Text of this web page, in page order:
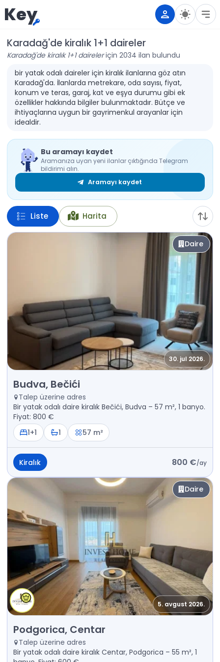
Key
Karadağ'de kiralık 1+1 daireler
Karadağ'de kiralık 1+1 daireleriçin 2034 ilan bulundu
bir yatak odalı daireler için kiralık ilanlarına göz atın
Karadağ'da. İlanlarda metrekare, oda sayısı, fiyat,
konum ve teras, garaj, kat ve eşya durumu gibi ek
özellikler hakkında bilgiler bulunmaktadır. Bütçe ve
ihtiyaçlarına uygun bir gayrimenkul arayanlar için
idealdir.
Bu aramayı kaydet
Aramanıza uyan yeni ilanlar çıktığında Telegram
bildirimi alın.
Aramayı kaydet
Liste Harita
Daire
30. jul 2026.
Kiralık - Daire Budva, Bečići
Budva, Bečići
Talep üzerine adres
Bir yatak odalı daire kiralık Bečići, Budva – 57 m², 1 banyo.
Fiyat: 800 €
1+1
1 57 m²
Kiralık 800 €/ay
Daire
5. avgust 2026.
Kiralık - Daire Podgorica, Centar
Podgorica, Centar
Talep üzerine adres
Bir yatak odalı daire kiralık Centar, Podgorica – 55 m², 1